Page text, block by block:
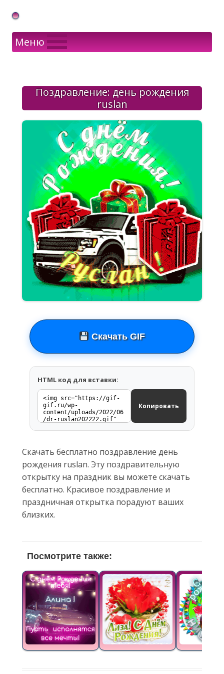
Gif Открытки в подарок
Меню
Поздравление: день рождения
ruslan
Скачать GIF
HTML код для вставки:
Копировать
Скачать бесплатно поздравление день
рождения ruslan. Эту поздравительную
открытку на праздник вы можете скачать
бесплатно. Красивое поздравление и
праздничная открытка порадуют ваших
близких.
Посмотрите также: